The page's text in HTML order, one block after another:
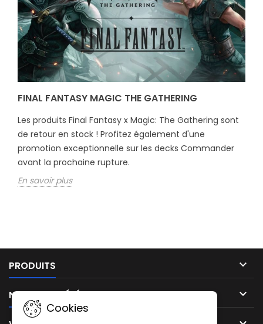
FINAL FANTASY MAGIC THE GATHERING
Les produits Final Fantasy x Magic: The Gathering sont
de retour en stock ! Profitez également d'une
promotion exceptionnelle sur les decks Commander
avant la prochaine rupture.
En savoir plus
PRODUITS 
NOTRE SOCIÉTÉ 
Cookies